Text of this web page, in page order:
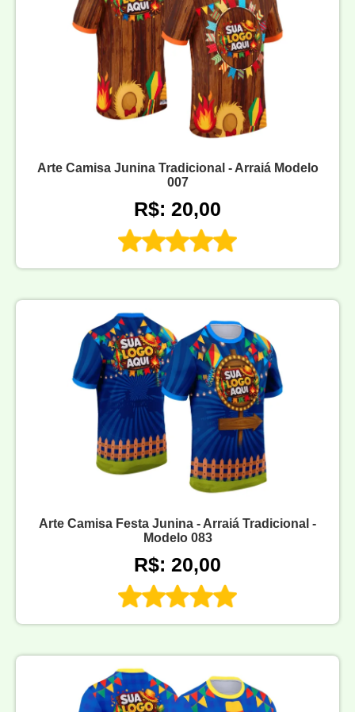
Arte Camisa Junina Tradicional - Arraiá Modelo
007
R$: 20,00
Arte Camisa Festa Junina - Arraiá Tradicional -
Modelo 083
R$: 20,00